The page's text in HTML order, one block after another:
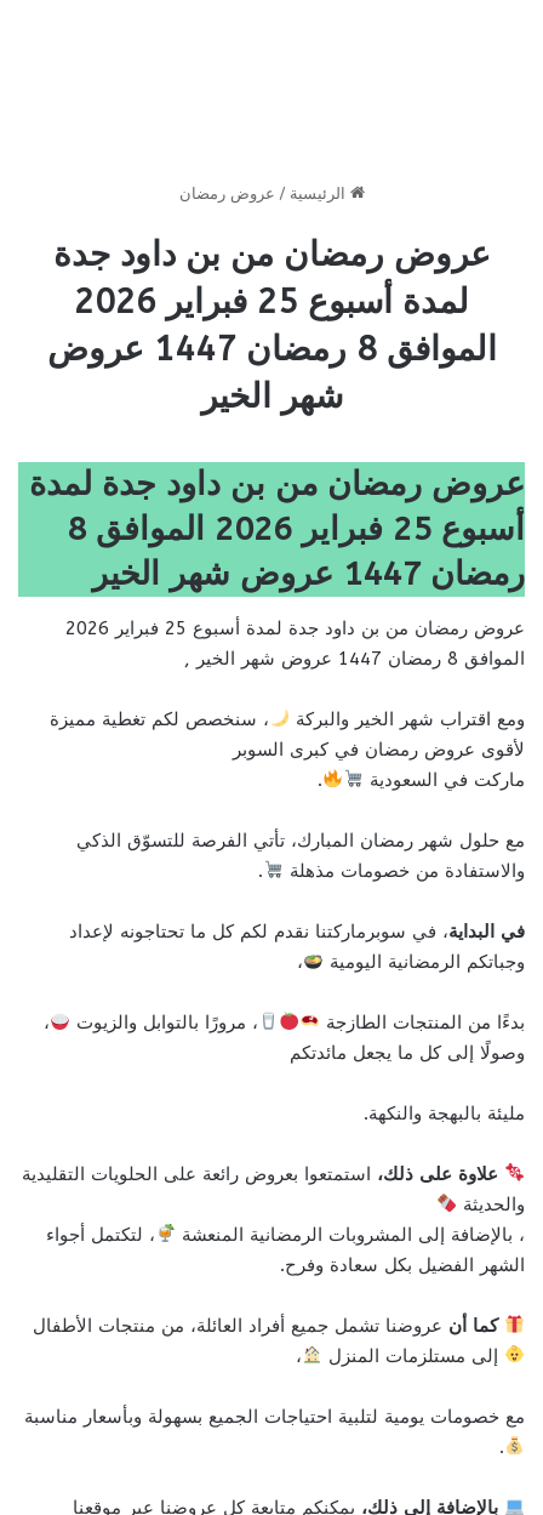
الرئيسية / عروض رمضان
عروض رمضان من بن داود جدة
لمدة أسبوع 25 فبراير 2026
الموافق 8 رمضان 1447 عروض
شهر الخير
عروض رمضان من بن داود جدة لمدة
أسبوع 25 فبراير 2026 الموافق 8
رمضان 1447 عروض شهر الخير
عروض رمضان من بن داود جدة لمدة أسبوع 25 فبراير 2026
الموافق 8 رمضان 1447 عروض شهر الخير ,
ومع اقتراب شهر الخير والبركة
، سنخصص لكم تغطية مميزة
لأقوى عروض رمضان في كبرى السوبر
ماركت في السعودية
.
مع حلول شهر رمضان المبارك، تأتي الفرصة للتسوّق الذكي
والاستفادة من خصومات مذهلة
.
في البداية، في سوبرماركتنا نقدم لكم كل ما تحتاجونه لإعداد
وجباتكم الرمضانية اليومية
،
بدءًا من المنتجات الطازجة ، مرورًا بالتوابل والزيوت
،
وصولًا إلى كل ما يجعل مائدتكم
مليئة بالبهجة والنكهة.
علاوة على ذلك، استمتعوا بعروض رائعة على الحلويات التقليدية
والحديثة
، بالإضافة إلى المشروبات الرمضانية المنعشة
، لتكتمل أجواء
الشهر الفضيل بكل سعادة وفرح.
كما أن عروضنا تشمل جميع أفراد العائلة، من منتجات الأطفال
إلى مستلزمات المنزل
،
مع خصومات يومية لتلبية احتياجات الجميع بسهولة وبأسعار مناسبة
.
بالإضافة إلى ذلك، يمكنكم متابعة كل عروضنا عبر موقعنا